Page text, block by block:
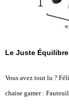
Le Juste
Vous avez tout lu ?
chaise gamer :